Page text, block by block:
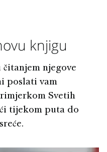
knjigu
njegove
poslati vam
Svetih
tijekom puta do